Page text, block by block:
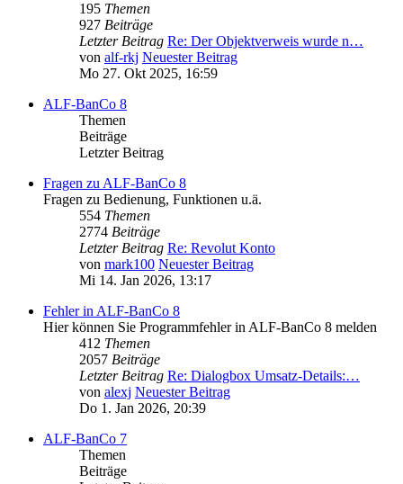
195 Themen
927 Beiträge
Letzter Beitrag Re: Der Objektverweis wurde n…
von alf-rkj Neuester Beitrag
Mo 27. Okt 2025, 16:59
ALF-BanCo 8
Themen
Beiträge
Letzter Beitrag
Fragen zu ALF-BanCo 8
Fragen zu Bedienung, Funktionen u.ä.
554 Themen
2774 Beiträge
Letzter Beitrag Re: Revolut Konto
von mark100 Neuester Beitrag
Mi 14. Jan 2026, 13:17
Fehler in ALF-BanCo 8
Hier können Sie Programmfehler in ALF-BanCo 8 melden
412 Themen
2057 Beiträge
Letzter Beitrag Re: Dialogbox Umsatz-Details:…
von alexj Neuester Beitrag
Do 1. Jan 2026, 20:39
ALF-BanCo 7
Themen
Beiträge